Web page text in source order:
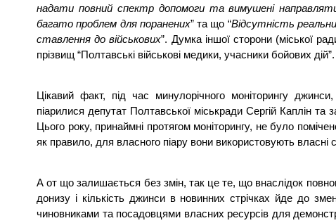
надати повний спектр допомоги та вимушені
багато проблем для поранених” та що “Відсутність
ставлення до військових”. Думка іншої сторони (міської
прізвищ “Полтавські військові медики, учасники бойових дій”.
Цікавий факт, під час минулорічного моніторингу
піарилися депутат Полтавської міськради Сергій Каплін
Цього року, принаймні протягом моніторингу, не було
як правило, для власного піару вони використовують власні
А от що залишається без змін, так це те, що внаслідок
донизу і кількість джинси в новинних стрічках йде до
чиновниками та посадовцями власних ресурсів для